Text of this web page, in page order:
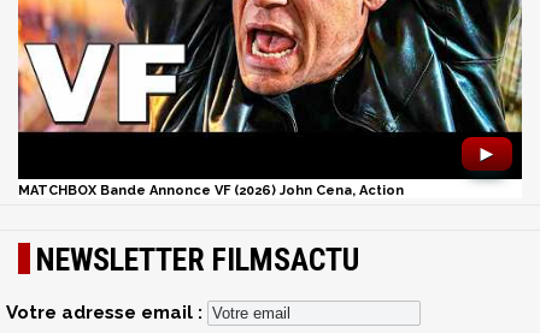
►
MATCHBOX Bande Annonce VF (2026) John Cena, Action
NEWSLETTER FILMSACTU
Votre adresse email :